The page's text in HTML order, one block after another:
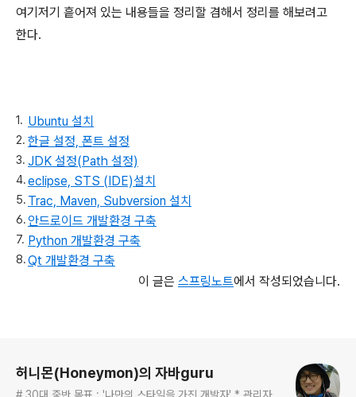
여기저기 흩어져 있는 내용들을 정리할 겸해서 정리를 해보려고
한다.
Ubuntu 설치
한글 설정, 폰트 설정
JDK 설정(Path 설정)
eclipse, STS (IDE)설치
Trac, Maven, Subversion 설치
안드로이드 개발환경 구축
Python 개발환경 구축
Qt 개발환경 구축
이 글은 스프링노트에서 작성되었습니다.
허니몬(Honeymon)의 자바guru